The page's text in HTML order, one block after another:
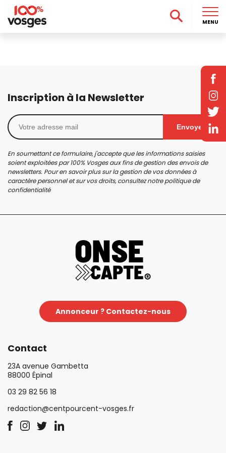
Inscription à la Newsletter
Envoyer
En soumettant ce formulaire, j'accepte que les informations saisies
soient exploitées par 100% Vosges aux fins de gestion des envois de
newsletters. Pour en savoir plus sur la gestion de vos données à
caractère personnel et sur vos droits, consultez notrepolitique de
confidentialité
Annonceur ? Contactez-nous
Contact
23A avenue Gambetta
88000 Épinal
03 29 82 56 18
redaction@centpourcent-vosges.fr
MENU